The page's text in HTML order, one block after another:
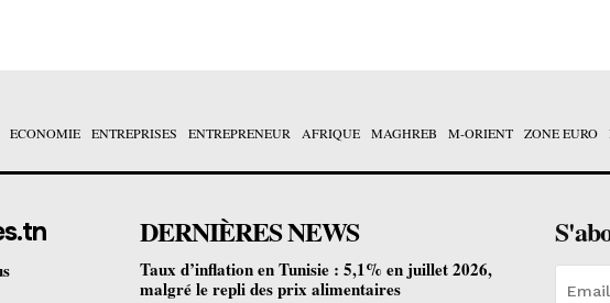
ECONOMIE ENTREPRISES ENTREPRENEUR AFRIQUE MAGHREB M-ORIENT ZONE EURO
DERNIÈRES NEWS
Taux d’inflation en Tunisie : 5,1% en juillet 2026,
malgré le repli des prix alimentaires